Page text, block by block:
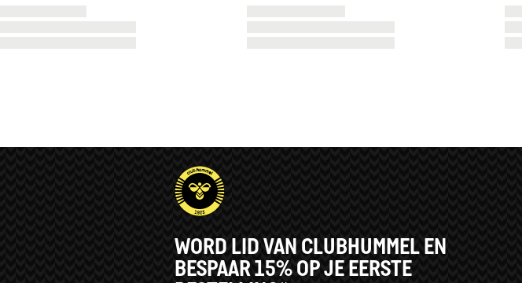
WORD LID VAN CLUBHUMMEL EN
BESPAAR 15% OP JE EERSTE